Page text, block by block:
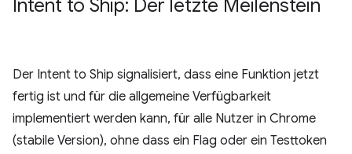
Intent to Ship: Der letzte Meilenstein
Der Intent to Ship signalisiert, dass eine Funktion jetzt
fertig ist und für die allgemeine Verfügbarkeit
implementiert werden kann, für alle Nutzer in Chrome
(stabile Version), ohne dass ein Flag oder ein Testtoken